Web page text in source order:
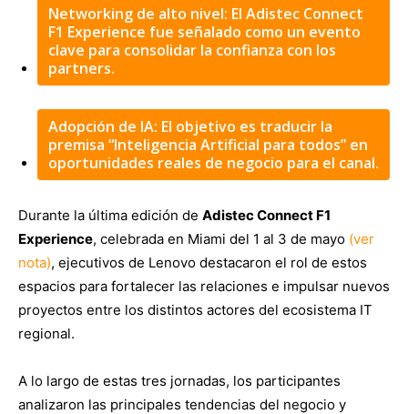
Networking de alto nivel: El Adistec Connect
F1 Experience fue señalado como un evento
clave para consolidar la confianza con los
partners.
Adopción de IA: El objetivo es traducir la
premisa “Inteligencia Artificial para todos” en
oportunidades reales de negocio para el canal.
Durante la última edición de Adistec Connect F1
Experience, celebrada en Miami del 1 al 3 de mayo (ver
nota), ejecutivos de Lenovo destacaron el rol de estos
espacios para fortalecer las relaciones e impulsar nuevos
proyectos entre los distintos actores del ecosistema IT
regional.
A lo largo de estas tres jornadas, los participantes
analizaron las principales tendencias del negocio y